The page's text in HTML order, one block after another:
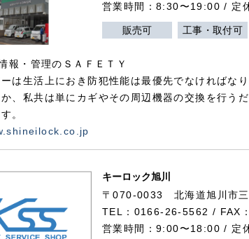
営業時間：8:30〜19:00 / 定
販売可 工事・取付可
報・管理のＳＡＦＥＴＹ
は生活上におき防犯性能は最優先でなければな
、私共は単にカギやその周辺機器の交換を行う
。
キーロック旭川
〒070-0033 北海道旭川市三
TEL：0166-26-5562 / FAX
営業時間：9:00〜18:00 / 定